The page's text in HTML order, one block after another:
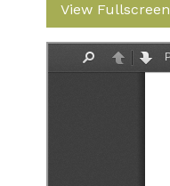
View Fullscreen